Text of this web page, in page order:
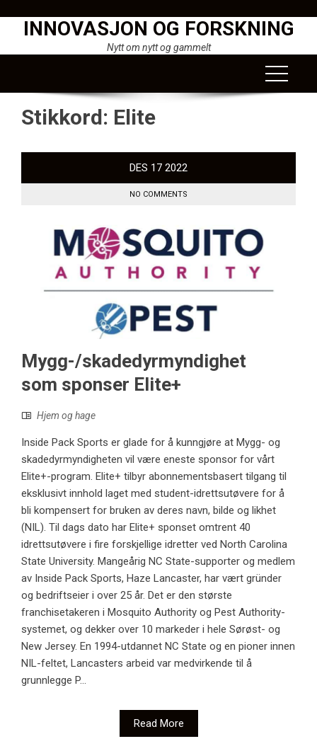
INNOVASJON OG FORSKNING
Nytt om nytt og gammelt
Stikkord: Elite
DES 17 2022
NO COMMENTS
Mygg-/skadedyrmyndighet
som sponser Elite+
Hjem og hage
Inside Pack Sports er glade for å kunngjøre at Mygg- og
skadedyrmyndigheten vil være eneste sponsor for vårt
Elite+-program. Elite+ tilbyr abonnementsbasert tilgang til
eksklusivt innhold laget med student-idrettsutøvere for å
bli kompensert for bruken av deres navn, bilde og likhet
(NIL). Til dags dato har Elite+ sponset omtrent 40
idrettsutøvere i fire forskjellige idretter ved North Carolina
State University. Mangeårig NC State-supporter og medlem
av Inside Pack Sports, Haze Lancaster, har vært gründer
og bedriftseier i over 25 år. Det er den største
franchisetakeren i Mosquito Authority og Pest Authority-
systemet, og dekker over 10 markeder i hele Sørøst- og
New Jersey. En 1994-utdannet NC State og en pioner innen
NIL-feltet, Lancasters arbeid var medvirkende til å
grunnlegge P...
Read More